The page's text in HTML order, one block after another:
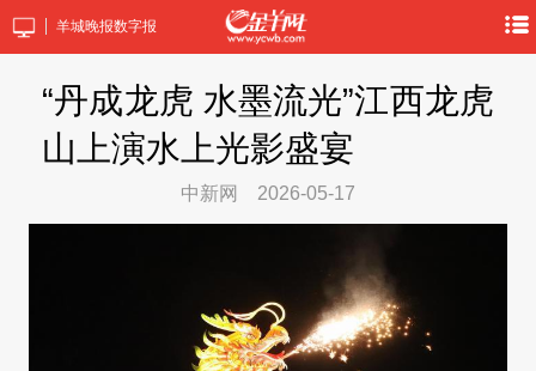
羊城晚报数字报
“丹成龙虎 水墨流光”江西龙虎
山上演水上光影盛宴
中新网 2026-05-17